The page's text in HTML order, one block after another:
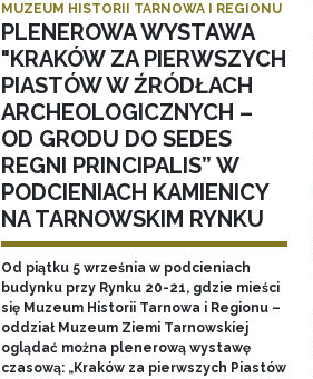
MUZEUM HISTORII TARNOWA I REGIONU
PLENEROWA WYSTAWA
"KRAKÓW ZA PIERWSZYCH
PIASTÓW W ŹRÓDŁACH
ARCHEOLOGICZNYCH –
OD GRODU DO SEDES
REGNI PRINCIPALIS” W
PODCIENIACH KAMIENICY
NA TARNOWSKIM RYNKU
Od piątku 5 września w podcieniach
budynku przy Rynku 20-21, gdzie mieści
się Muzeum Historii Tarnowa i Regionu –
oddział Muzeum Ziemi Tarnowskiej
oglądać można plenerową wystawę
czasową: „Kraków za pierwszych Piastów